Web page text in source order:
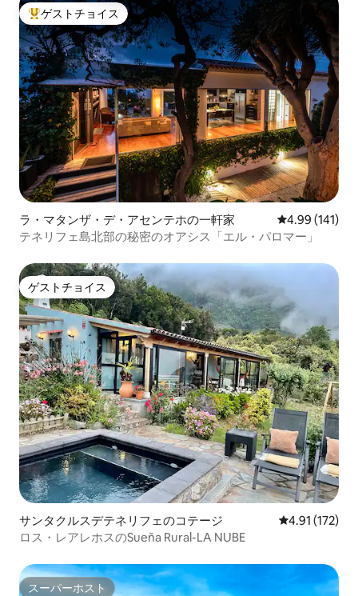
大好評のゲストチョイスです。
ゲストチョイス
ラ・マタンザ・デ・アセンテホの一軒家 レビュー141
4.99 (141)
テネリフェ島北部の秘密のオアシス「エル・パロマー」
ゲストチョイス
ゲストチョイス
サンタクルスデテネリフェのコテージ レビュー172
4.91 (172)
ロス・レアレホスのSueña Rural-LA NUBE
スーパーホスト